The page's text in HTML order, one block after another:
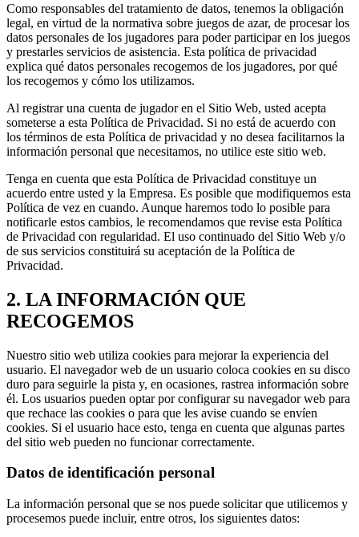
Como responsables del tratamiento de datos, tenemos la obligación
legal, en virtud de la normativa sobre juegos de azar, de procesar los
datos personales de los jugadores para poder participar en los juegos
y prestarles servicios de asistencia. Esta política de privacidad
explica qué datos personales recogemos de los jugadores, por qué
los recogemos y cómo los utilizamos.
Al registrar una cuenta de jugador en el Sitio Web, usted acepta
someterse a esta Política de Privacidad. Si no está de acuerdo con
los términos de esta Política de privacidad y no desea facilitarnos la
información personal que necesitamos, no utilice este sitio web.
Tenga en cuenta que esta Política de Privacidad constituye un
acuerdo entre usted y la Empresa. Es posible que modifiquemos esta
Política de vez en cuando. Aunque haremos todo lo posible para
notificarle estos cambios, le recomendamos que revise esta Política
de Privacidad con regularidad. El uso continuado del Sitio Web y/o
de sus servicios constituirá su aceptación de la Política de
Privacidad.
2. LA INFORMACIÓN QUE
RECOGEMOS
Nuestro sitio web utiliza cookies para mejorar la experiencia del
usuario. El navegador web de un usuario coloca cookies en su disco
duro para seguirle la pista y, en ocasiones, rastrea información sobre
él. Los usuarios pueden optar por configurar su navegador web para
que rechace las cookies o para que les avise cuando se envíen
cookies. Si el usuario hace esto, tenga en cuenta que algunas partes
del sitio web pueden no funcionar correctamente.
Datos de identificación personal
La información personal que se nos puede solicitar que utilicemos y
procesemos puede incluir, entre otros, los siguientes datos: